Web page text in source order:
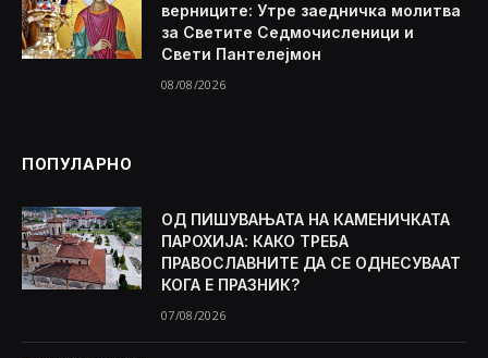
верниците: Утре заедничка молитва
за Светите Седмочисленици и
Свети Пантелејмон
08/08/2026
ПОПУЛАРНО
ОД ПИШУВАЊАТА НА КАМЕНИЧКАТА
ПАРОХИЈА: КАКО ТРЕБА
ПРАВОСЛАВНИТЕ ДА СЕ ОДНЕСУВААТ
КОГА Е ПРАЗНИК?
07/08/2026